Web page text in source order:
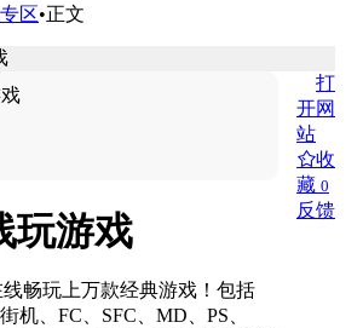
区•正文
玩游戏
畅玩上万款经典游戏！包括
机、FC、SFC、MD、PS、
打
开网
站
收
藏 0
反馈